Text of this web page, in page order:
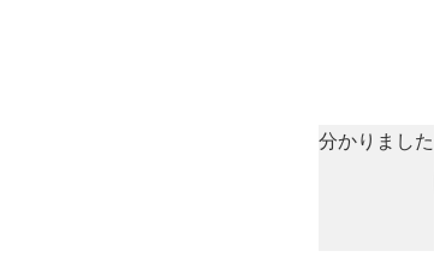
分かりました